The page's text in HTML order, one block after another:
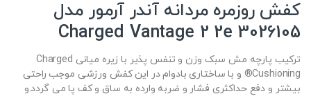
کفش روزمره مردانه آندر آرمور مدل
Charged Vantage 2 2e 3026105
ترکیب پارچه مش سبک وزن و تنفس پذیر با زیره میانی Charged
Cushioning® و با ساختاری بادوام در این کفش ورزشی موجب راحتی
بیشتر و دفع حداکثری فشار و ضربه وارده به ساق و کف پا می گردد.و